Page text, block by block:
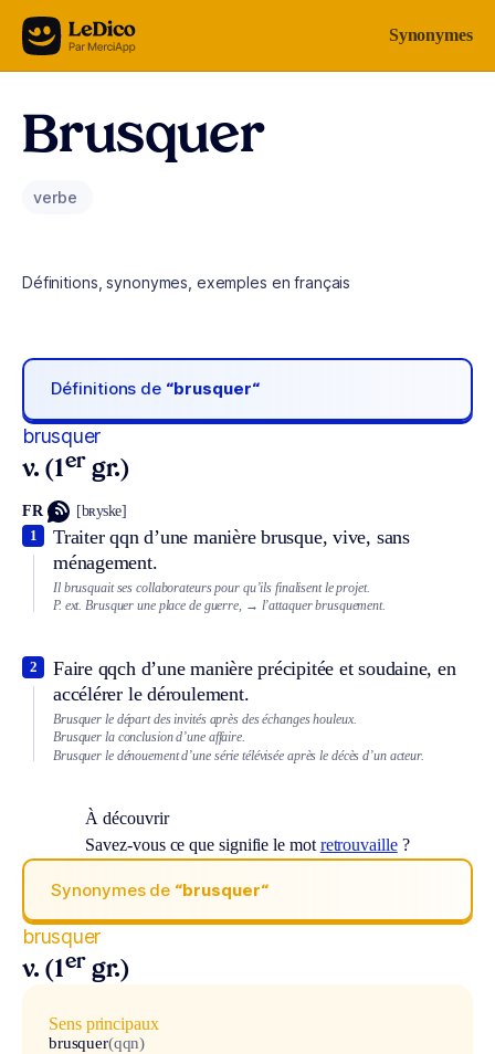
Aller au contenu Synonymes
Brusquer
verbe
Définitions, synonymes, exemples en français
Définitions de “brusquer“
brusquer
v. (1er gr.)
FR [bʀyske]
Traiter qqn d’une manière brusque, vive, sans
ménagement.
1
Il brusquait ses collaborateurs pour qu’ils finalisent le projet.
P. ext. Brusquer une place de guerre, → l’attaquer brusquement.
Faire qqch d’une manière précipitée et soudaine, en
accélérer le déroulement.
2
Brusquer le départ des invités après des échanges houleux.
Brusquer la conclusion d’une affaire.
Brusquer le dénouement d’une série télévisée après le décès d’un acteur.
À découvrir
Savez-vous ce que signifie le motretrouvaille?
Synonymes de “brusquer“
brusquer
v. (1er gr.)
Sens principaux
brusquer(qqn)